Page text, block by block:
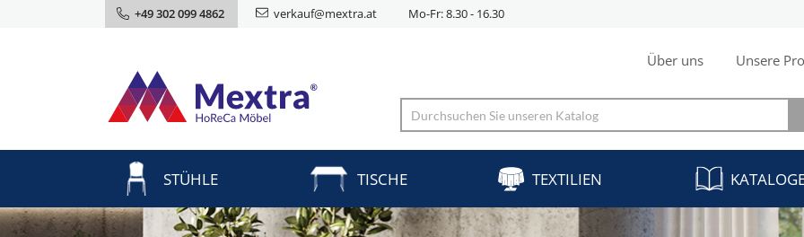
+49 302 099 4862 verkauf@mextra.at Mo-Fr: 8.30 - 16.30
Über uns Unsere
STÜHLE TISCHE TEXTILIEN